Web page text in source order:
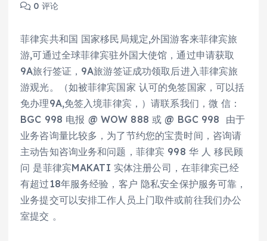
0 评论
菲律宾共和国 国家移民局规定,外国游客来菲律宾旅
游,可通过全球菲律宾驻外国大使馆，通过申请获取
9A旅行签证，9A旅游签证成功领取后进入菲律宾旅
游观光。（如被菲律宾国家 认可的免签国家，可以括
免办理9A,免签入境菲律宾，）请联系我们，微 信：
BGC 998 电报 @ WOW 888 或 @ BGC 998 由于
业务咨询量比较多，为了节约您的宝贵时间，咨询请
主动告知咨询业务和问题，菲律宾 998 华 人 移民顾
问 是菲律宾MAKATI 实体注册公司，在菲律宾已经
有超过18年服务经验，客户 隐私安全保护服务可靠，
业务提交可以安排工作人员上门取件或前往我们办公
室提交 。